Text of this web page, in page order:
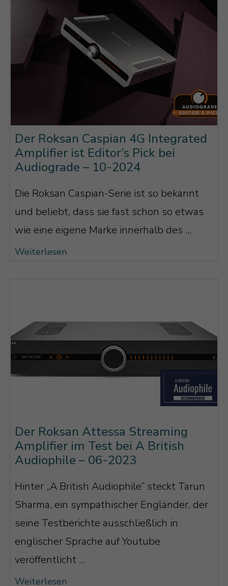
Der Roksan Caspian 4G Integrated
Amplifier ist Editor’s Pick bei
Audiograde – 10-2024
Die Roksan Caspian-Serie ist so bekannt
und beliebt, dass sie fast schon so etwas
wie eine eigene Marke innerhalb des ...
Weiterlesen
Der Roksan Attessa Streaming
Amplifier im Test bei A British
Audiophile – 06-2023
Hinter „A British Audiophile“ steckt Tarun
Sharma, ein sympathischer Engländer, der
seine Testberichte ausschließlich in
englischer Sprache auf Youtube
veröffentlicht ...
Weiterlesen